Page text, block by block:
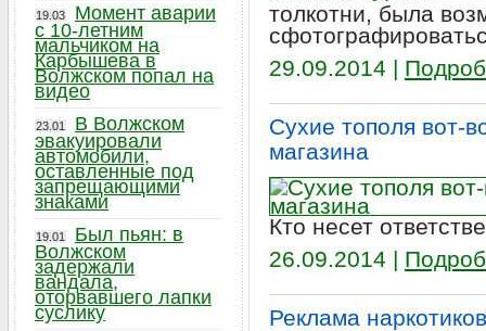
толкотни, была
29.09.2014 |
Сухие тополя вот-
магазина
Кто несет
26.09.2014 |
Реклама
19.03
Момент аварии
с 10-летним
мальчиком на
Карбышева в
Волжском попал на
видео
23.01
В Волжском
эвакуировали
автомобили,
оставленные под
запрещающими
знаками
19.01
Был пьян: в
Волжском
задержали
вандала,
оторвавшего лапки
суслику